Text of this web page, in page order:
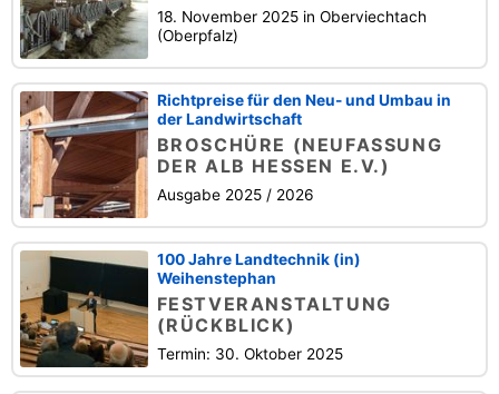
18. November 2025 in Oberviechtach
(Oberpfalz)
Richtpreise für den Neu- und Umbau in
der Landwirtschaft
BROSCHÜRE (NEUFASSUNG
DER ALB HESSEN E.V.)
Ausgabe 2025 / 2026
100 Jahre Landtechnik (in)
Weihenstephan
FESTVERANSTALTUNG
(RÜCKBLICK)
Termin: 30. Oktober 2025